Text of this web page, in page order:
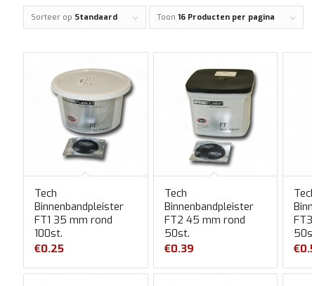
Sorteer op Standaard Toon16 Producten per pagina
Tech
Binnenbandpleister
FT1 35 mm rond
100st.
€0.25
Tech
Binnenbandpleister
FT2 45 mm rond
50st.
€0.39
€